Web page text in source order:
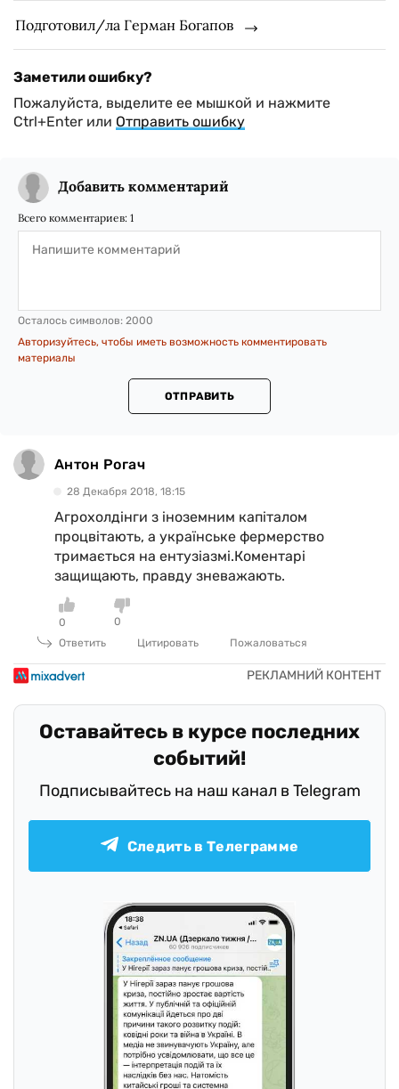
Подготовил/ла Герман Богапов
Заметили ошибку?
Пожалуйста, выделите ее мышкой и нажмите
Ctrl+Enter или Отправить ошибку
Добавить комментарий
Всего комментариев: 1
Осталось символов: 2000
Авторизуйтесь, чтобы иметь возможность комментировать
материалы
ОТПРАВИТЬ
Антон Рогач
28 Декабря 2018, 18:15
Агрохолдінги з іноземним капіталом
процвітають, а українське фермерство
тримається на ентузіазмі.Коментарі
защищають, правду зневажають.
0
0
Ответить
Цитировать Пожаловаться
Оставайтесь в курсе последних
событий!
Подписывайтесь на наш канал в Telegram
Следить в Телеграмме